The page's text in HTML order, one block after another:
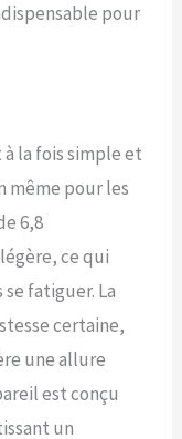
pour
la fois simple et
pour les
6,8
ce qui
fatiguer. La
certaine,
une allure
est conçu
un